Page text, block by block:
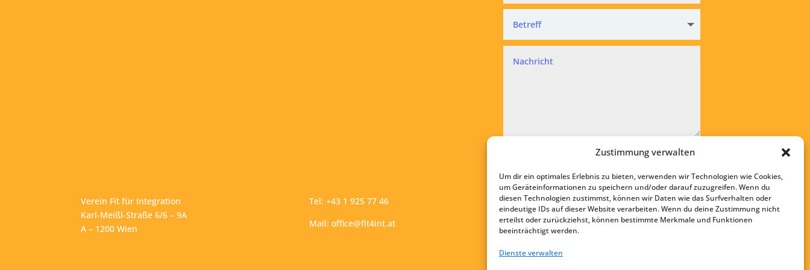
Zustimmung verwalten
Um dir ein optimales Erlebnis zu bieten, verwenden wir Technologien wie Cookies,
um Geräteinformationen zu speichern und/oder darauf zuzugreifen. Wenn du
diesen Technologien zustimmst, können wir Daten wie das Surfverhalten oder
eindeutige IDs auf dieser Website verarbeiten. Wenn du deine Zustimmung nicht
erteilst oder zurückziehst, können bestimmte Merkmale und Funktionen
beeinträchtigt werden.
Dienste verwalten
Datenschutz
Datenschutzvereinbarung
Absenden
Verein Fit für Integration
Karl-Meißl-Straße 6/6 – 9A
A – 1200 Wien
Tel: +43 1 925 77 46
Mail: office@fit4int.at
Startseite
Kontakt
Impressum
Datenschutz